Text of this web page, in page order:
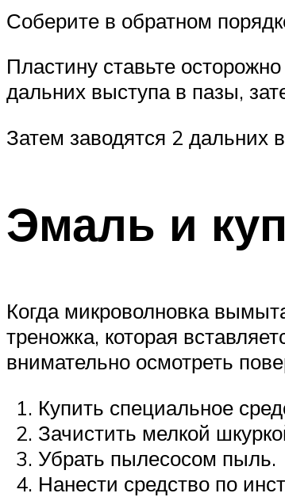
Соберите в обратном
Пластину ставьте
дальних выступа в пазы,
Затем заводятся 2 дальних
Эмаль и
Когда микроволновка
треножка, которая
внимательно осмотреть
Купить специальное
Зачистить мелкой
Убрать пылесосом пыль.
Нанести средство по